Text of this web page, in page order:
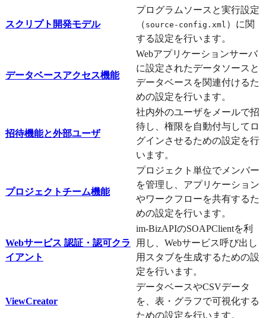
スクリプト開発モデル
プログラムソースと実行設定
（ source-config.xml ）に関
する設定を行います。
データベースアクセス機能
Webアプリケーションサーバ
に設定されたデータソースと
データベースを関連付けるた
めの設定を行います。
招待機能と外部ユーザ
社内外のユーザをメールで招
待し、権限を自動付与してロ
グインさせるための設定を行
います。
プロジェクトチーム機能
プロジェクト単位でメンバー
を管理し、アプリケーション
やワークフローを共有するた
めの設定を行います。
Webサービス 認証・認可クラ
イアント
im-BizAPIのSOAPClientを利
用し、Webサービス呼び出し
用スタブを生成するための設
定を行います。
ViewCreator
データベースやCSVデータ
を、表・グラフで可視化する
ための設定を行います。